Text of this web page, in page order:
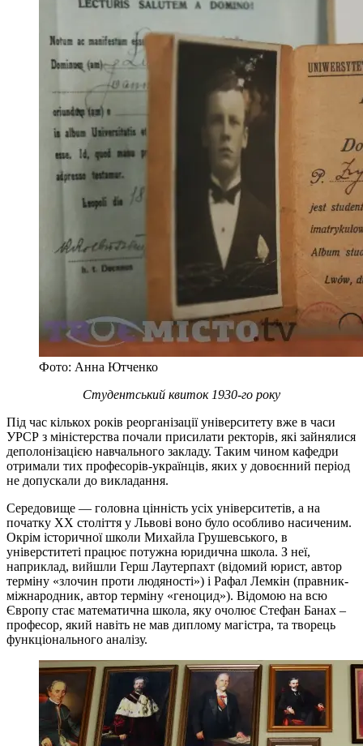
Фото: Анна Ютченко
Студентський квиток 1930-го року
Під час кількох років реорганізації університету вже в часи
УРСР з міністерства почали присилати ректорів, які зайнялися
деполонізацією навчального закладу. Таким чином кафедри
отримали тих професорів-українців, яких у довоєнний період
не допускали до викладання.
Середовище — головна цінність усіх університетів, а на
початку ХХ століття у Львові воно було особливо насиченим.
Окрім історичної школи Михайла Грушевського, в
універститеті працює потужна юридична школа. З неї,
наприклад, вийшли Герш Лаутерпахт (відомий юрист, автор
терміну «злочин проти людяності») і Рафал Лемкін (правник-
міжнародник, автор терміну «геноцид»). Відомою на всю
Європу стає математична школа, яку очолює Стефан Банах –
професор, який навіть не мав диплому магістра, та творець
функціонального аналізу.